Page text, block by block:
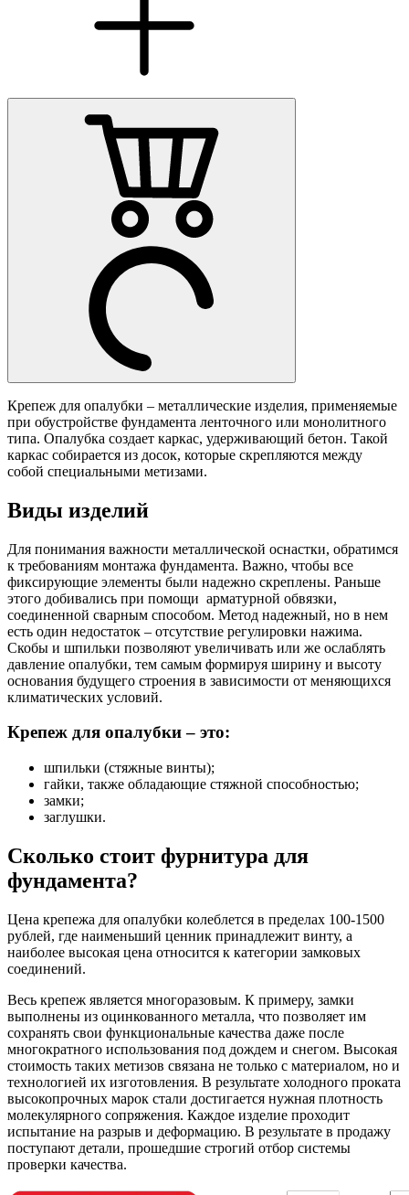
Крепеж для опалубки – металлические изделия, применяемые
при обустройстве фундамента ленточного или монолитного
типа. Опалубка создает каркас, удерживающий бетон. Такой
каркас собирается из досок, которые скрепляются между
собой специальными метизами.
Виды изделий
Для понимания важности металлической оснастки, обратимся
к требованиям монтажа фундамента. Важно, чтобы все
фиксирующие элементы были надежно скреплены. Раньше
этого добивались при помощи арматурной обвязки,
соединенной сварным способом. Метод надежный, но в нем
есть один недостаток – отсутствие регулировки нажима.
Скобы и шпильки позволяют увеличивать или же ослаблять
давление опалубки, тем самым формируя ширину и высоту
основания будущего строения в зависимости от меняющихся
климатических условий.
Крепеж для опалубки – это:
шпильки (стяжные винты);
гайки, также обладающие стяжной способностью;
замки;
заглушки.
Сколько стоит фурнитура для
фундамента?
Цена крепежа для опалубки колеблется в пределах 100-1500
рублей, где наименьший ценник принадлежит винту, а
наиболее высокая цена относится к категории замковых
соединений.
Весь крепеж является многоразовым. К примеру, замки
выполнены из оцинкованного металла, что позволяет им
сохранять свои функциональные качества даже после
многократного использования под дождем и снегом. Высокая
стоимость таких метизов связана не только с материалом, но и
технологией их изготовления. В результате холодного проката
высокопрочных марок стали достигается нужная плотность
молекулярного сопряжения. Каждое изделие проходит
испытание на разрыв и деформацию. В результате в продажу
поступают детали, прошедшие строгий отбор системы
проверки качества.